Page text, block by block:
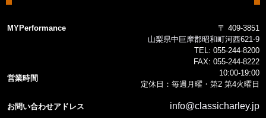
MYPerformance
〒 409-3851
山梨県中巨摩郡昭和町河西621-9
TEL: 055-244-8200
FAX: 055-244-8222
営業時間
10:00-19:00
定休日：毎週月曜・第2 第4火曜日
お問い合わせアドレス info@classicharley.jp